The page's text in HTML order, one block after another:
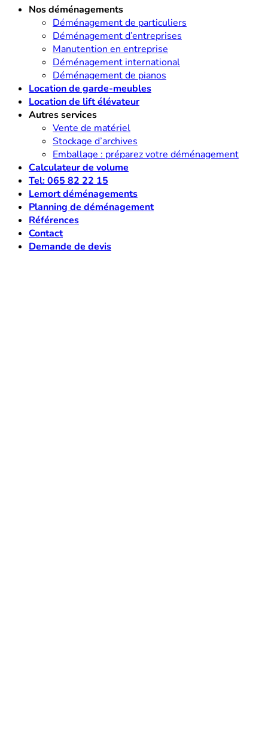
Nos déménagements
Déménagement de particuliers
Déménagement d’entreprises
Manutention en entreprise
Déménagement international
Déménagement de pianos
Location de garde-meubles
Location de lift élévateur
Autres services
Vente de matériel
Stockage d’archives
Emballage : préparez votre déménagement
Calculateur de volume
Tel: 065 82 22 15
Lemort déménagements
Planning de déménagement
Références
Contact
Demande de devis